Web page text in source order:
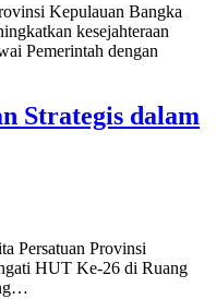
Kepulauan Bangka
kesejahteraan
Pemerintah dengan
Strategis dalam
Persatuan Provinsi
HUT Ke-26 di Ruang